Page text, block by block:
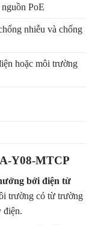
PoE
nhiễu và chống
hoặc môi trường
Y08-MTCP
bởi điện từ
trường có từ trường
điện.